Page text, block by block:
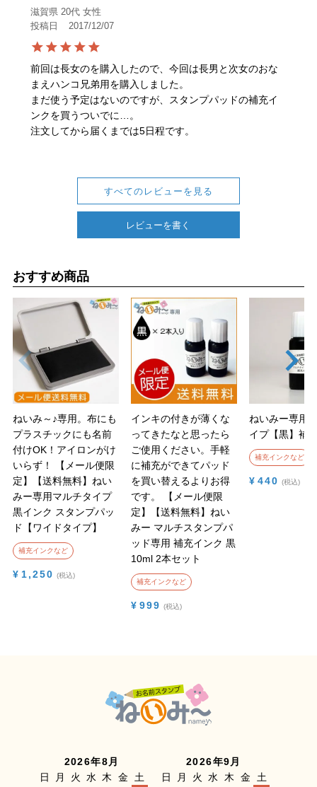
滋賀県 20代 女性
投稿日
2017/12/07
前回は長女のを購入したので、今回は長男と次女のおな
まえハンコ兄弟用を購入しました。
まだ使う予定はないのですが、スタンプパッドの補充イ
ンクを買うついでに…。
注文してから届くまでは5日程です。
すべてのレビューを見る
レビューを書く
おすすめ商品
ねいみ～♪専用。布にも
プラスチックにも名前
付けOK！アイロンがけ
いらず！
【メール便限
定】【送料無料】ねい
みー専用マルチタイプ
黒インク スタンプパッ
ド【ワイドタイプ】
補充インクなど
¥ 1,250 税込
インキの付きが薄くな
ってきたなと思ったら
ご使用ください。手軽
に補充ができてパッド
を買い替えるよりお得
です。
【メール便限
定】【送料無料】ねい
みー マルチスタンプパ
ッド専用 補充インク 黒
10ml 2本セット
補充インクなど
¥ 999 税込
ねいみー専用
イプ【黒】補
補充インクなど
¥ 440 税込
2026年8月
日
月 火 水 木 金 土
2026年9月
日
月 火 水 木 金 土